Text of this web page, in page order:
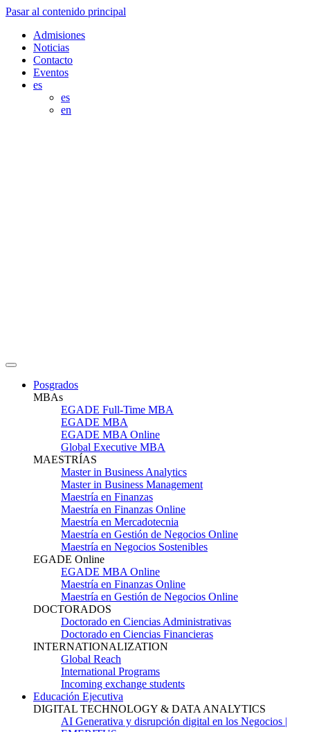
Pasar al contenido principal
Admisiones
Noticias
Contacto
Eventos
es
es
en
Posgrados
MBAs
EGADE Full-Time MBA
EGADE MBA
EGADE MBA Online
Global Executive MBA
MAESTRÍAS
Master in Business Analytics
Master in Business Management
Maestría en Finanzas
Maestría en Finanzas Online
Maestría en Mercadotecnia
Maestría en Gestión de Negocios Online
Maestría en Negocios Sostenibles
EGADE Online
EGADE MBA Online
Maestría en Finanzas Online
Maestría en Gestión de Negocios Online
DOCTORADOS
Doctorado en Ciencias Administrativas
Doctorado en Ciencias Financieras
INTERNATIONALIZATION
Global Reach
International Programs
Incoming exchange students
Educación Ejecutiva
DIGITAL TECHNOLOGY & DATA ANALYTICS
AI Generativa y disrupción digital en los Negocios |